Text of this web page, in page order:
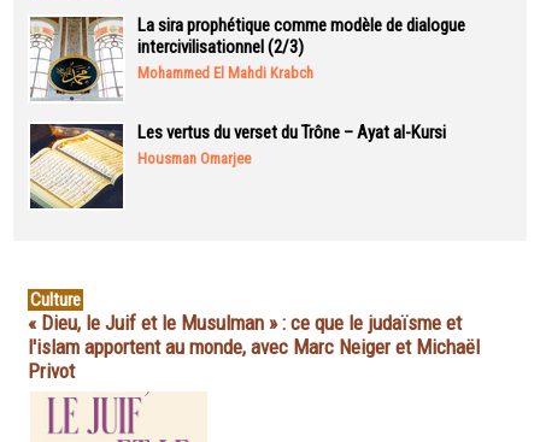
La sira prophétique comme modèle de dialogue
intercivilisationnel (2/3)
Mohammed El Mahdi Krabch
Les vertus du verset du Trône – Ayat al-Kursi
Housman Omarjee
Culture
« Dieu, le Juif et le Musulman » : ce que le judaïsme et
l'islam apportent au monde, avec Marc Neiger et Michaël
Privot